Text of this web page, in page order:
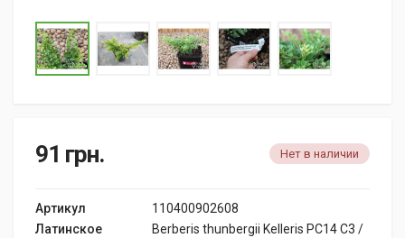
91 грн. Нет в наличии
Артикул
110400902608
Латинское
Berberis thunbergii Kelleris PC14 C3 /